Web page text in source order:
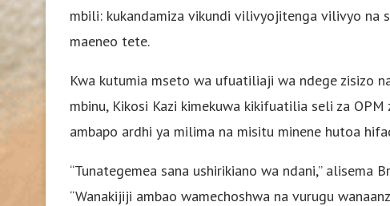
mbili: kukandamiza vikundi vilivyojitenga vilivyo na
maeneo tete.
Kwa kutumia mseto wa ufuatiliaji wa ndege zisizo
mbinu, Kikosi Kazi kimekuwa kikifuatilia seli za
ambapo ardhi ya milima na misitu minene hutoa
“Tunategemea sana ushirikiano wa ndani,” alisema
“Wanakijiji ambao wamechoshwa na vurugu